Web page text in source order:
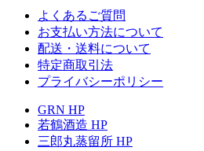
よくあるご質問
お支払い方法について
配送・送料について
特定商取引法
プライバシーポリシー
GRN HP
若鶴酒造 HP
三郎丸蒸留所 HP